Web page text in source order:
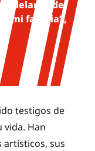
delante de
mi familia”,
testigos de
vida. Han
artísticos, sus